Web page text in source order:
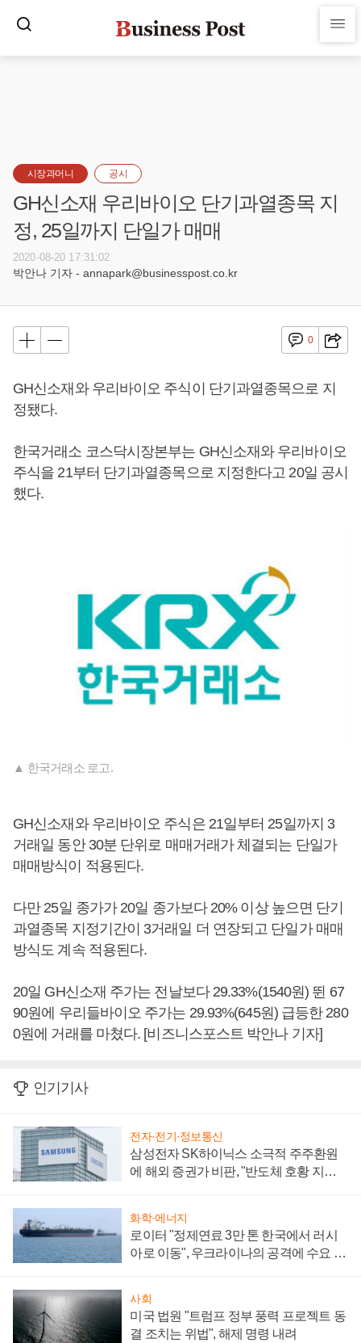
시장과머니 공시
GH신소재 우리바이오 단기과열종목 지
정, 25일까지 단일가 매매
2020-08-20 17:31:02
박안나 기자 - annapark@businesspost.co.kr
0
GH신소재와 우리바이오 주식이 단기과열종목으로 지
정됐다.
한국거래소 코스닥시장본부는 GH신소재와 우리바이오
주식을 21부터 단기과열종목으로 지정한다고 20일 공시
했다.
▲ 한국거래소 로고.
GH신소재와 우리바이오 주식은 21일부터 25일까지 3
거래일 동안 30분 단위로 매매거래가 체결되는 단일가
매매방식이 적용된다.
다만 25일 종가가 20일 종가보다 20% 이상 높으면 단기
과열종목 지정기간이 3거래일 더 연장되고 단일가 매매
방식도 계속 적용된다.
20일 GH신소재 주가는 전날보다 29.33%(1540원) 뛴 67
90원에 우리들바이오 주가는 29.93%(645원) 급등한 280
0원에 거래를 마쳤다. [비즈니스포스트 박안나 기자]
인기기사
전자·전기·정보통신
삼성전자 SK하이닉스 소극적 주주환원
에 해외 증권가 비판, "반도체 호황 지속
화학·에너지
로이터 "정제연료 3만 톤 한국에서 러시
아로 이동", 우크라이나의 공격에 수요 늘
사회
미국 법원 "트럼프 정부 풍력 프로젝트 동
결 조치는 위법", 해제 명령 내려